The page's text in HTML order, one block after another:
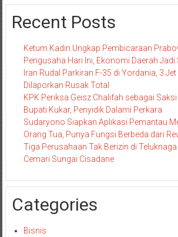
Recent Posts
Ketum Kadin Ungkap Pembicaraan
Pengusaha Hari Ini, Ekonomi Daerah
Iran Rudal Parkiran F-35 di Yordania, 3
Dilaporkan Rusak Total
KPK Periksa Geisz Chalifah sebagai
Bupati Kukar, Penyidik Dalami Perkara
Sudaryono Siapkan Aplikasi Pemantau
Orang Tua, Punya Fungsi Berbeda dari
Tiga Perusahaan Tak Berizin di
Cemari Sungai Cisadane
Categories
Bisnis